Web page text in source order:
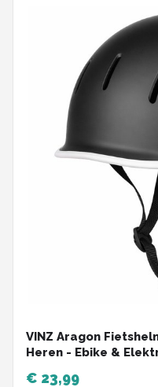
VINZ Aragon
Heren - Ebike &
€ 23,99